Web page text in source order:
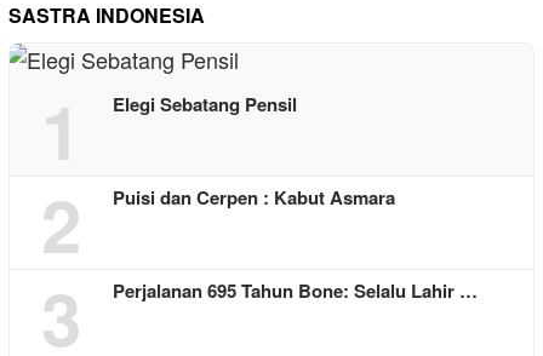
SASTRA INDONESIA
1 Elegi Sebatang Pensil
2 Puisi dan Cerpen : Kabut Asmara
3 Perjalanan 695 Tahun Bone: Selalu Lahir …